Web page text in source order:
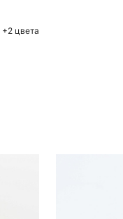
+2 цвета